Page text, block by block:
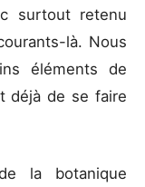
surtout retenu
là. Nous
éléments de
déjà de se faire
la botanique